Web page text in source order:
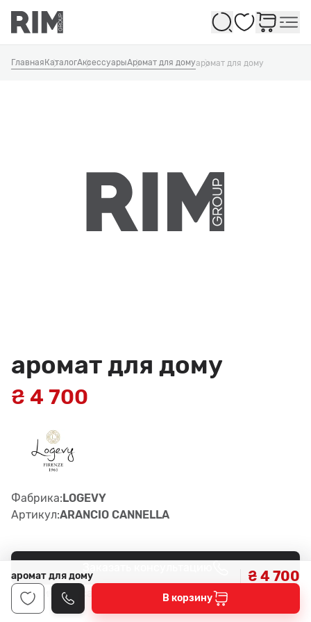
Избранное
Главная КаталогАксессуарыАромат для домуаромат для дому
аромат для дому
₴ 4 700
Фабрика:LOGEVY
Артикул:ARANCIO CANNELLA
Наличие в салонах -
аромат для дому ₴ 4 700
В корзину